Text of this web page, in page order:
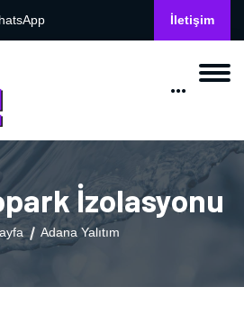
İletişim
İzolasyonu
Adana Yalıtım